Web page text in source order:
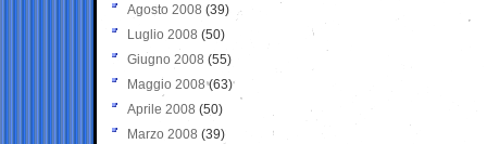
Agosto 2008 (39)
Luglio 2008 (50)
Giugno 2008 (55)
Maggio 2008(63)
Aprile 2008 (50)
Marzo 2008 (39)